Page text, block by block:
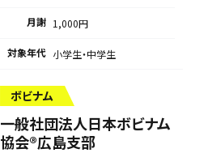
月謝 1,000円
対象年代 小学生・中学生
ボビナム
一般社団法人日本ボビナム
協会®︎広島支部